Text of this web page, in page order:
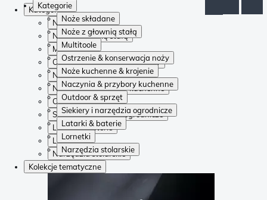
Kategorie
Noże składane
Noże z głownią stałą
Multitoole
Ostrzenie & konserwacja noży
Noże kuchenne & krojenie
Naczynia & przybory kuchenne
Outdoor & sprzęt
Siekiery i narzędzia ogrodnicze
Latarki & baterie
Lornetki
Narzędzia stolarskie
Kategorie
Noże składane
Noże z głownią stałą
Multitoole
Ostrzenie & konserwacja noży
Noże kuchenne & krojenie
Naczynia & przybory kuchenne
Outdoor & sprzęt
Siekiery i narzędzia ogrodnicze
Latarki & baterie
Lornetki
Narzędzia stolarskie
Kolekcje tematyczne